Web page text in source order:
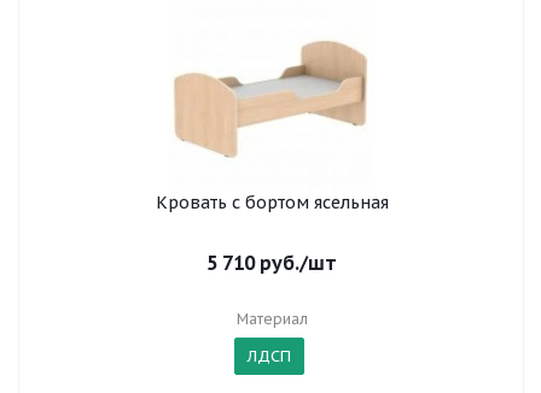
Кровать с бортом ясельная
5 710руб./шт
Материал
ЛДСП